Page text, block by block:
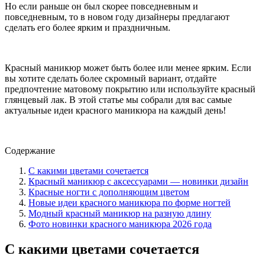
Но если раньше он был скорее повседневным и
повседневным, то в новом году дизайнеры предлагают
сделать его более ярким и праздничным.
Красный маникюр может быть более или менее ярким. Если
вы хотите сделать более скромный вариант, отдайте
предпочтение матовому покрытию или используйте красный
глянцевый лак. В этой статье мы собрали для вас самые
актуальные идеи красного маникюра на каждый день!
Содержание
С какими цветами сочетается
Красный маникюр с аксессуарами — новинки дизайн
Красные ногти с дополняющим цветом
Новые идеи красного маникюра по форме ногтей
Модный красный маникюр на разную длину
Фото новинки красного маникюра 2026 года
С какими цветами сочетается